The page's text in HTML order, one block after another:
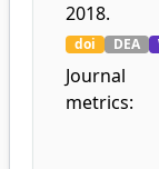
2018.
doi DEA
Journal
metrics: